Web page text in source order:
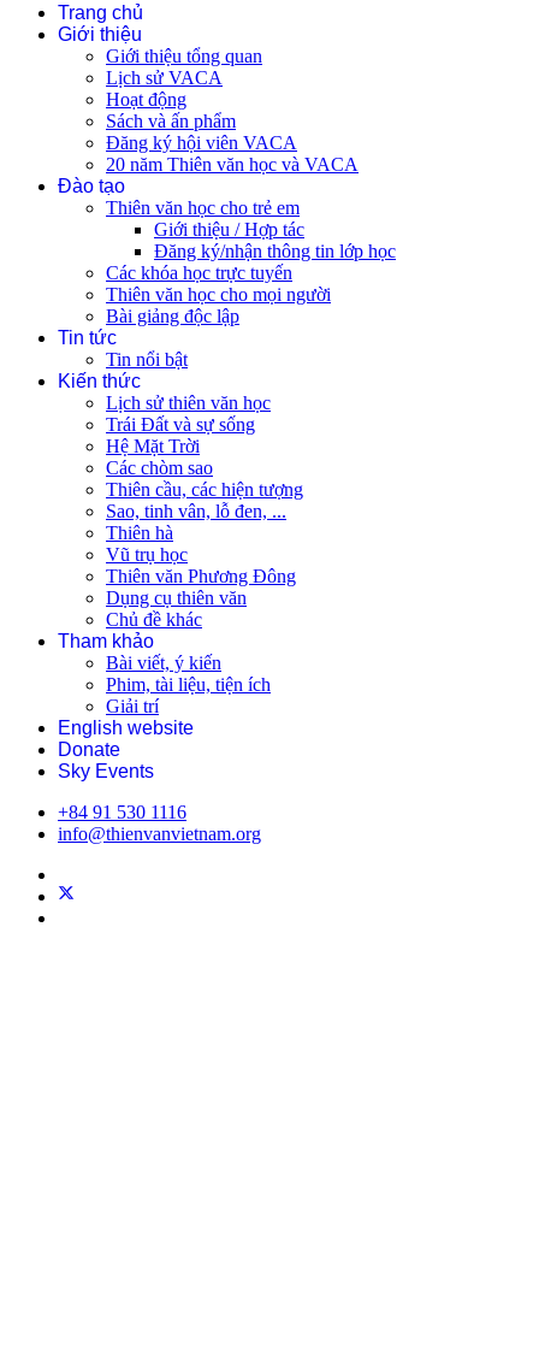
Trang chủ
Giới thiệu
Giới thiệu tổng quan
Lịch sử VACA
Hoạt động
Sách và ấn phẩm
Đăng ký hội viên VACA
20 năm Thiên văn học và VACA
Đào tạo
Thiên văn học cho trẻ em
Giới thiệu / Hợp tác
Đăng ký/nhận thông tin lớp học
Các khóa học trực tuyến
Thiên văn học cho mọi người
Bài giảng độc lập
Tin tức
Tin nổi bật
Kiến thức
Lịch sử thiên văn học
Trái Đất và sự sống
Hệ Mặt Trời
Các chòm sao
Thiên cầu, các hiện tượng
Sao, tinh vân, lỗ đen, ...
Thiên hà
Vũ trụ học
Thiên văn Phương Đông
Dụng cụ thiên văn
Chủ đề khác
Tham khảo
Bài viết, ý kiến
Phim, tài liệu, tiện ích
Giải trí
English website
Donate
Sky Events
+84 91 530 1116
info@thienvanvietnam.org